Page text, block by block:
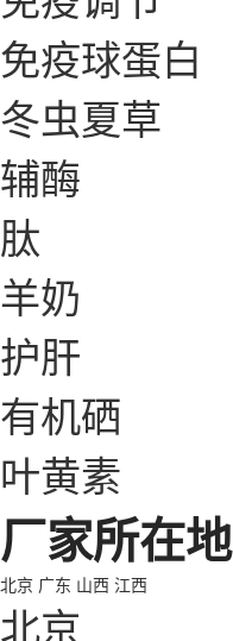
免疫球蛋白
冬虫夏草
辅酶
肽
羊奶
护肝
有机硒
叶黄素
厂家所在地
北京 广东 山西 江西
北京